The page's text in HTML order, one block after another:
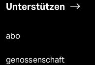
Unterstützen
abo
genossenschaft